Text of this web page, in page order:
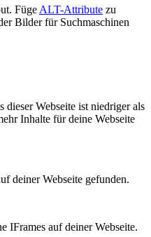
Füge ALT-Attribute zu
Bilder für Suchmaschinen
Webseite ist niedriger als
Inhalte für deine Webseite
deiner Webseite gefunden.
IFrames auf deiner Webseite.